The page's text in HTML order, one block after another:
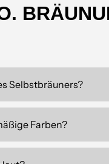
Selbstbräuners?
Farben?